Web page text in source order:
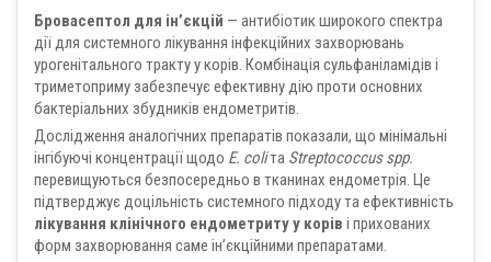
Бровасептол для ін’єкцій — антибіотик широкого спектра
дії для системного лікування інфекційних захворювань
урогенітального тракту у корів. Комбінація сульфаніламідів і
триметоприму забезпечує ефективну дію проти основних
бактеріальних збудників ендометритів.
Дослідження аналогічних препаратів показали, що мінімальні
інгібуючі концентрації щодо E. coliта Streptococcus spp.
перевищуються безпосередньо в тканинах ендометрія. Це
підтверджує доцільність системного підходу та ефективність
лікування клінічного ендометриту у корів і прихованих
форм захворювання саме ін’єкційними препаратами.